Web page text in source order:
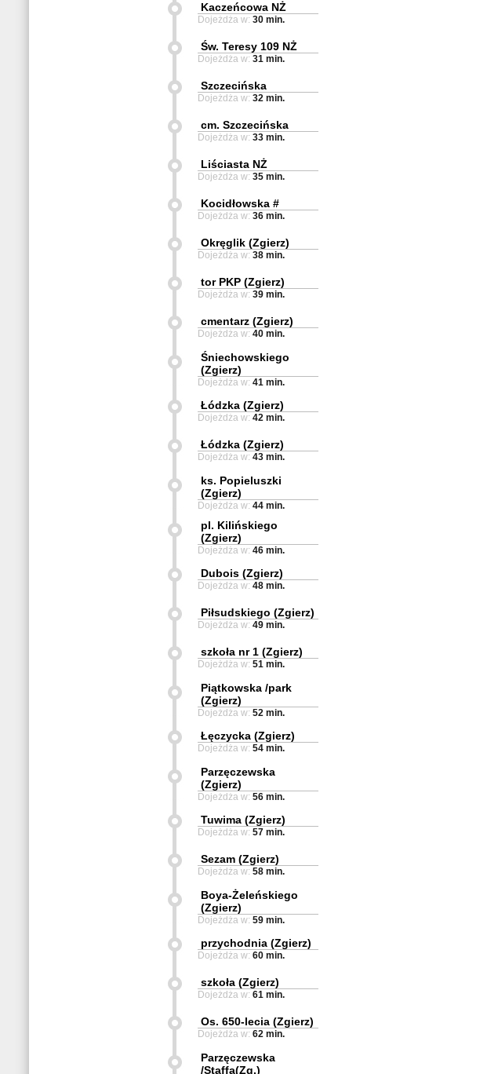
Kaczeńcowa NŻ
Dojeżdża w: 30 min.
Św. Teresy 109 NŻ
Dojeżdża w: 31 min.
Szczecińska
Dojeżdża w: 32 min.
cm. Szczecińska
Dojeżdża w: 33 min.
Liściasta NŻ
Dojeżdża w: 35 min.
Kocidłowska #
Dojeżdża w: 36 min.
Okręglik (Zgierz)
Dojeżdża w: 38 min.
tor PKP (Zgierz)
Dojeżdża w: 39 min.
cmentarz (Zgierz)
Dojeżdża w: 40 min.
Śniechowskiego
(Zgierz)
Dojeżdża w: 41 min.
Łódzka (Zgierz)
Dojeżdża w: 42 min.
Łódzka (Zgierz)
Dojeżdża w: 43 min.
ks. Popieluszki
(Zgierz)
Dojeżdża w: 44 min.
pl. Kilińskiego
(Zgierz)
Dojeżdża w: 46 min.
Dubois (Zgierz)
Dojeżdża w: 48 min.
Piłsudskiego (Zgierz)
Dojeżdża w: 49 min.
szkoła nr 1 (Zgierz)
Dojeżdża w: 51 min.
Piątkowska /park
(Zgierz)
Dojeżdża w: 52 min.
Łęczycka (Zgierz)
Dojeżdża w: 54 min.
Parzęczewska
(Zgierz)
Dojeżdża w: 56 min.
Tuwima (Zgierz)
Dojeżdża w: 57 min.
Sezam (Zgierz)
Dojeżdża w: 58 min.
Boya-Żeleńskiego
(Zgierz)
Dojeżdża w: 59 min.
przychodnia (Zgierz)
Dojeżdża w: 60 min.
szkoła (Zgierz)
Dojeżdża w: 61 min.
Os. 650-lecia (Zgierz)
Dojeżdża w: 62 min.
Parzęczewska
/Staffa(Zg.)